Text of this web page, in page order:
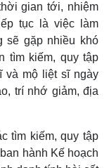
gian tới, nhiệm
tục là việc làm
sẽ gặp nhiều khó
tìm kiếm, quy tập
và mộ liệt sĩ ngày
trí nhớ giảm, địa
tìm kiếm, quy tập
hành Kế hoạch